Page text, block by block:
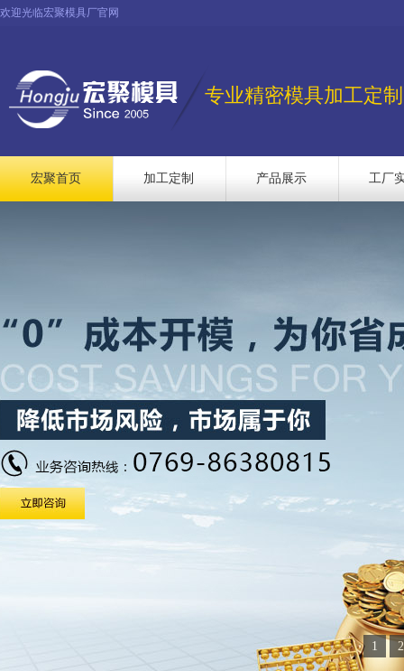
欢迎光临宏聚模具厂官网
专业精密模具加工定制
宏聚首页 加工定制 产品展示 工厂
1 2